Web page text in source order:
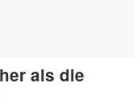
als die